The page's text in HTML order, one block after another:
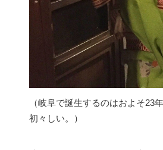
（岐阜で誕生するのはおよそ23
初々しい。）